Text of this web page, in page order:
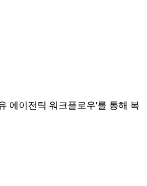
에이전틱 워크플로우'를 통해 복